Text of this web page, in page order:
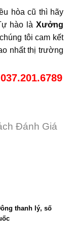
hòa cũ thì hãy
hào là Xưởng
chúng tôi cam kết
nhất thị trường
037.201.6789
Đánh Giá
thanh lý, số